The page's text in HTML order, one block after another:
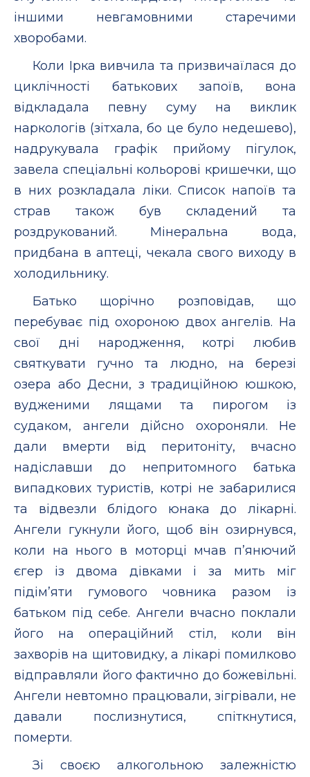
іншими невгамовними старечими
хворобами.
Коли Ірка вивчила та призвичаїлася до
циклічності батькових запоїв, вона
відкладала певну суму на виклик
наркологів (зітхала, бо це було недешево),
надрукувала графік прийому пігулок,
завела спеціальні кольорові кришечки, що
в них розкладала ліки. Список напоїв та
страв також був складений та
роздрукований. Мінеральна вода,
придбана в аптеці, чекала свого виходу в
холодильнику.
Батько щорічно розповідав, що
перебуває під охороною двох ангелів. На
свої дні народження, котрі любив
святкувати гучно та людно, на березі
озера або Десни, з традиційною юшкою,
вудженими лящами та пирогом із
судаком, ангели дійсно охороняли. Не
дали вмерти від перитоніту, вчасно
надіславши до непритомного батька
випадкових туристів, котрі не забарилися
та відвезли блідого юнака до лікарні.
Ангели гукнули його, щоб він озирнувся,
коли на нього в моторці мчав п’янючий
єгер із двома дівками і за мить міг
підім’яти гумового човника разом із
батьком під себе. Ангели вчасно поклали
його на операційний стіл, коли він
захворів на щитовидку, а лікарі помилково
відправляли його фактично до божевільні.
Ангели невтомно працювали, зігрівали, не
давали послизнутися, спіткнутися,
померти.
Зі своєю алкогольною залежністю